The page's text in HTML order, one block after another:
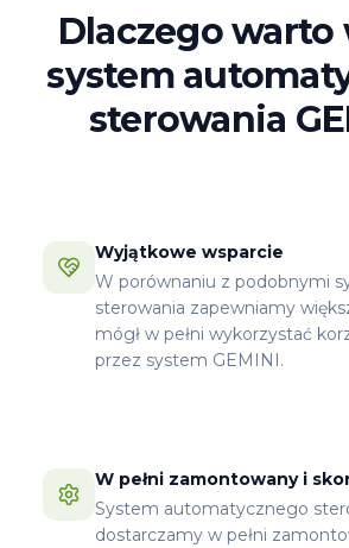
Dlaczego warto
system
sterowania
Wyjątkowe wsparcie
W porównaniu z podobnymi
sterowania zapewniamy
mógł w pełni wykorzystać
przez system GEMINI.
W pełni zamontowany i
System automatycznego
dostarczamy w pełni